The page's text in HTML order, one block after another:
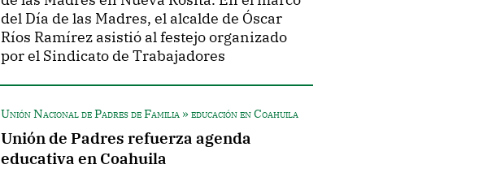
del Día de las Madres, el alcalde de Óscar
Ríos Ramírez asistió al festejo organizado
por el Sindicato de Trabajadores
Unión Nacional de Padres de Familia » educación en Coahuila
Unión de Padres refuerza agenda
educativa en Coahuila